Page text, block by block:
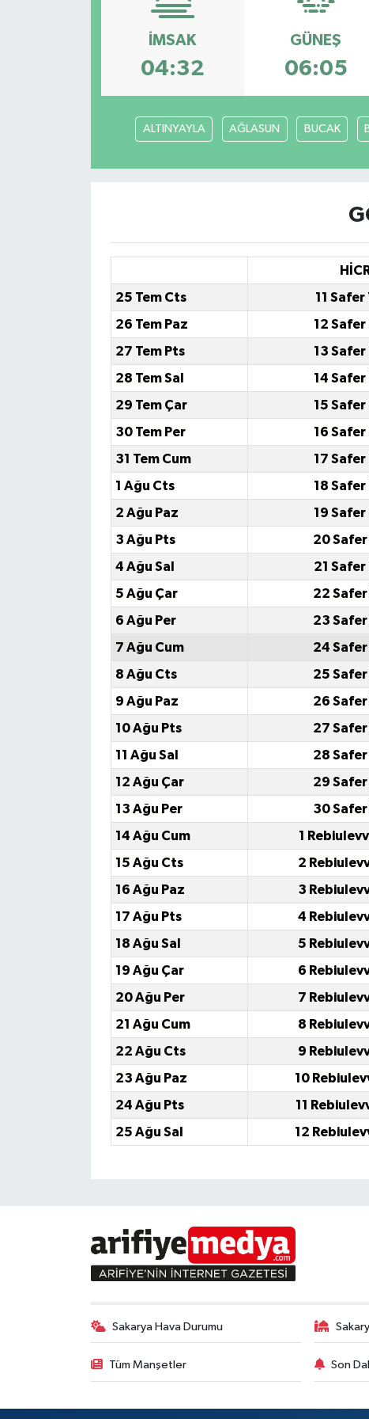
İMSAK
04:32
GÜNEŞ
06:05
ALTINYAYLA AĞLASUN BUCAK
25 Tem Cts
11 Safer
26 Tem Paz
12 Safer
27 Tem Pts
13 Safer
28 Tem Sal
14 Safer
29 Tem Çar
15 Safer
30 Tem Per
16 Safer
31 Tem Cum
17 Safer
1 Ağu Cts
18 Safer
2 Ağu Paz
19 Safer
3 Ağu Pts
20
4 Ağu Sal
21 Safer
5 Ağu Çar
22
6 Ağu Per
23
7 Ağu Cum
24
8 Ağu Cts
25
9 Ağu Paz
26
10 Ağu Pts
27
11 Ağu Sal
28
12 Ağu Çar
29
13 Ağu Per
30
14 Ağu Cum
1
15 Ağu Cts
2
16 Ağu Paz
3
17 Ağu Pts
4
18 Ağu Sal
5
19 Ağu Çar
6
20 Ağu Per
7
21 Ağu Cum
8
22 Ağu Cts
9
23 Ağu Paz
10
24 Ağu Pts
11
25 Ağu Sal
12
Sakarya Hava Durumu
Tüm Manşetler Son